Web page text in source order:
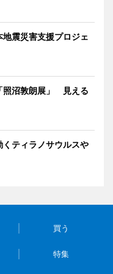
震災害支援プロジェ
照沼敦朗展」 見える
ティラノサウルスや
買う
特集